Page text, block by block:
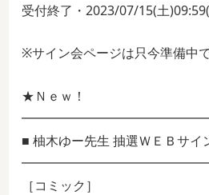
受付終了・2023/07/15(土
※サイン会ページは只今準備中
★Ｎｅｗ！
■ 柚木ゆー先生 抽選ＷＥＢサイ
［コミック］